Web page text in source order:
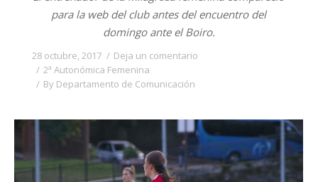
para la web del club antes del encuentro del
domingo ante el Boiro.
28 octubre, 2017
Deja un comentario
2ª Autonómica Femenina
By Departamento de Comunicación